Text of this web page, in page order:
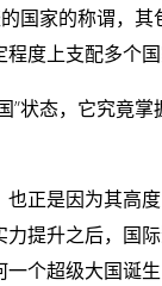
国家的称谓，
度上支配多个
正是因为其高
提升之后，国
个超级大国诞生